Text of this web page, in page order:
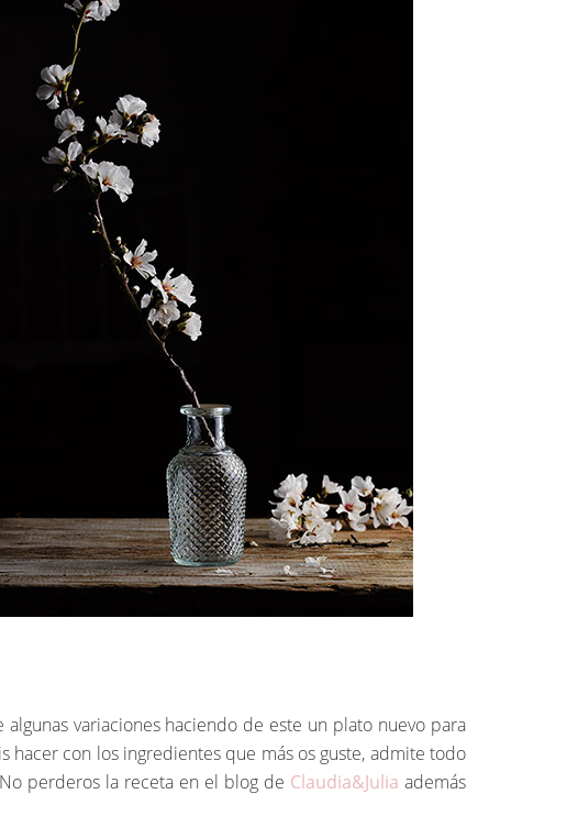
variaciones haciendo de este un plato nuevo para
con los ingredientes que más os guste, admite todo
perderos la receta en el blog de Claudia&Julia además